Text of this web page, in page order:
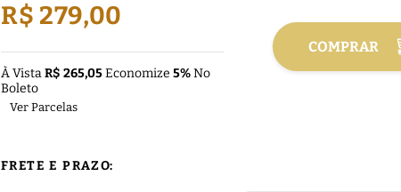
R$ 279,00
À VistaR$ 265,05Economize 5%No
Boleto
Ver Parcelas
COMPRAR
FRETE E PRAZO: